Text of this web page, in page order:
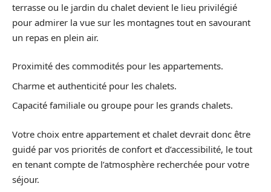
terrasse ou le jardin du chalet devient le lieu privilégié
pour admirer la vue sur les montagnes tout en savourant
un repas en plein air.
Proximité des commodités pour les appartements.
Charme et authenticité pour les chalets.
Capacité familiale ou groupe pour les grands chalets.
Votre choix entre appartement et chalet devrait donc être
guidé par vos priorités de confort et d’accessibilité, le tout
en tenant compte de l’atmosphère recherchée pour votre
séjour.